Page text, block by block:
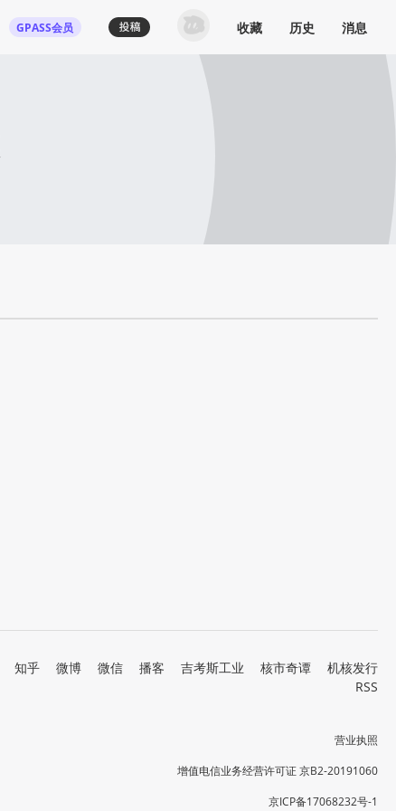
GPASS会员 收藏 历史 消息
知乎 微博 微信 播客 吉考斯工业 核市奇谭
机核发行
RSS
营业执照
增值电信业务经营许可证 京B2-20191060
京ICP备17068232号-1